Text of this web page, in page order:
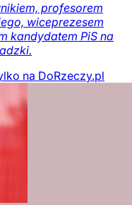
profesorem
wiceprezesem
kandydatem PiS na
na DoRzeczy.pl